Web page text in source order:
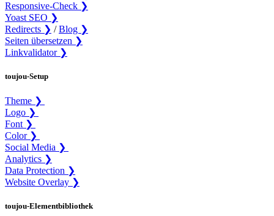
Responsive-Check ❯
Yoast SEO ❯
Redirects ❯ /Blog ❯
Seiten übersetzen ❯
Linkvalidator ❯
toujou-Setup
Theme ❯
Logo ❯
Font ❯
Color ❯
Social Media ❯
Analytics ❯
Data Protection ❯
Website Overlay ❯
toujou-Elementbibliothek